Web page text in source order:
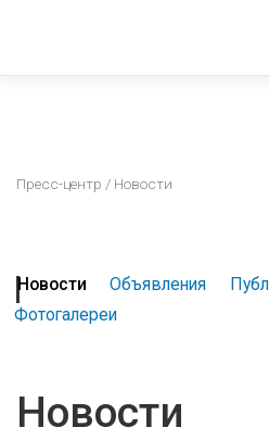
Пресс-центр / Новости
Новости Объявления
Фотогалереи
Новости